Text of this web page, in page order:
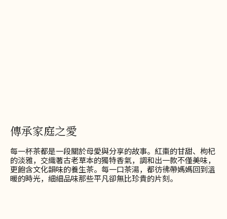
傳承家庭之愛
每一杯茶都是一段關於母愛與分享的故事。紅棗的甘甜、枸杞
的淡雅，交織著古老草本的獨特香氣，調和出一款不僅美味，
更飽含文化韻味的養生茶。每一口茶湯，都彷彿帶媽媽回到溫
暖的時光，細細品味那些平凡卻無比珍貴的片刻。